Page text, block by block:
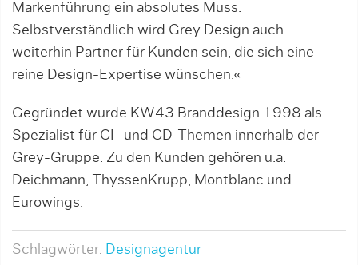
Markenführung ein absolutes Muss.
Selbstverständlich wird Grey Design auch
weiterhin Partner für Kunden sein, die sich eine
reine Design-Expertise wünschen.«
Gegründet wurde KW43 Branddesign 1998 als
Spezialist für CI- und CD-Themen innerhalb der
Grey-Gruppe. Zu den Kunden gehören u.a.
Deichmann, ThyssenKrupp, Montblanc und
Eurowings.
Schlagwörter: Designagentur